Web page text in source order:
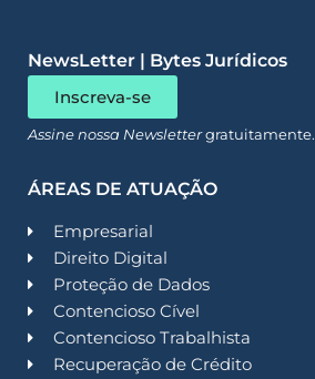
NewsLetter | Bytes Jurídicos
Inscreva-se
Assine nossa Newslettergratuitamente.
ÁREAS DE ATUAÇÃO
Empresarial
Direito Digital
Proteção de Dados
Contencioso Cível
Contencioso Trabalhista
Recuperação de Crédito